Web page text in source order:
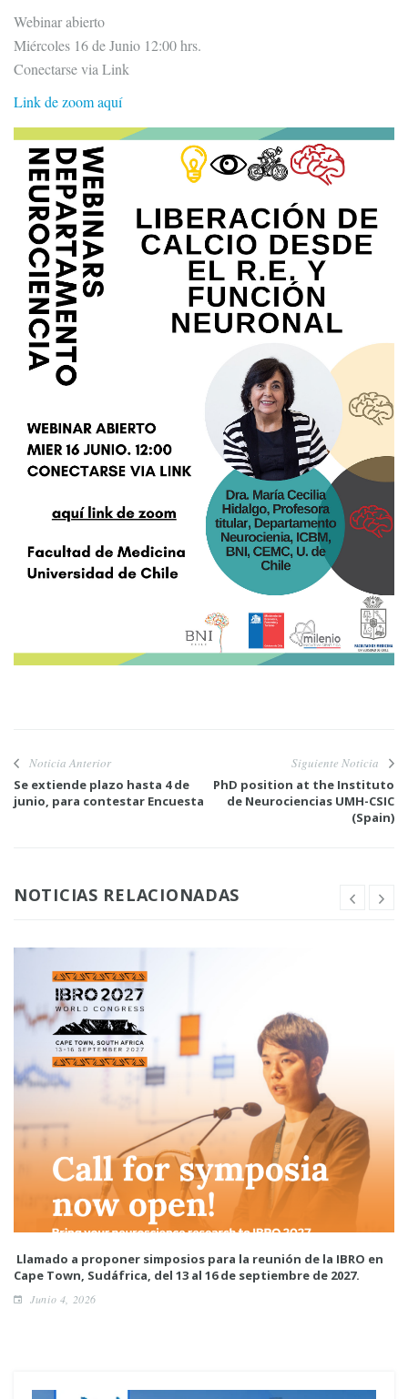
Webinar abierto
Miércoles 16 de Junio 12:00 hrs.
Conectarse via Link
Link de zoom aquí
Noticia Anterior
Se extiende plazo hasta 4 de
junio, para contestar Encuesta
Siguiente Noticia
PhD position at the Instituto
de Neurociencias UMH-CSIC
(Spain)
NOTICIAS RELACIONADAS
Llamado a proponer simposios para la reunión de la IBRO en
Cape Town, Sudáfrica, del 13 al 16 de septiembre de 2027.
Junio 4, 2026